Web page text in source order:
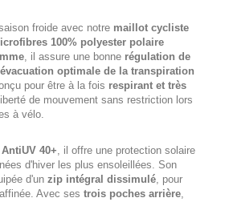
froide avec notre maillot cycliste
100% polyester polaire
, il assure une bonne régulation de
évacuation optimale de la transpiration
pour être à la fois respirant et très
de mouvement sans restriction lors
à vélo.
40+, il offre une protection solaire
d'hiver les plus ensoleillées. Son
d'un zip intégral dissimulé, pour
Avec ses trois poches arrière,